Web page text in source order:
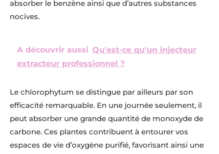
absorber le benzène ainsi que d’autres substances
nocives.
A découvrir aussi Qu'est-ce qu'un injecteur
extracteur professionnel ?
Le chlorophytum se distingue par ailleurs par son
efficacité remarquable. En une journée seulement, il
peut absorber une grande quantité de monoxyde de
carbone. Ces plantes contribuent à entourer vos
espaces de vie d’oxygène purifié, favorisant ainsi une